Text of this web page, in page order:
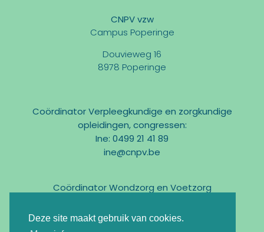
Deze site maakt gebruik van cookies.
CNPV vzw
Campus Poperinge
Douvieweg 16
8978 Poperinge
Coördinator Verpleegkundige en zorgkundige
opleidingen, congressen:
Ine: 0499 21 41 89
ine@cnpv.be
Coördinator Wondzorg en Voetzorg
marc@cnpv.be